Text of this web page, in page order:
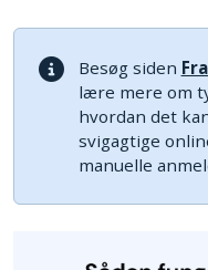
Besøg siden
lære mere om
hvordan det
svigagtige
manuelle